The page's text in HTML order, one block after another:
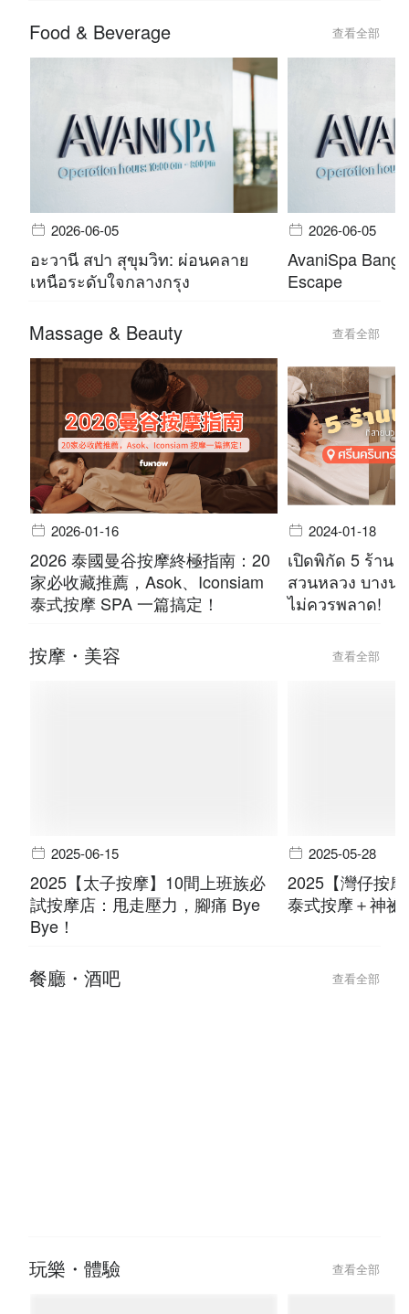
Food & Beverage 查看全部
2026-06-05
อะวานี สปา สุขุมวิท: ผ่อนคลาย
เหนือระดับใจกลางกรุง
2026-06-05
AvaniSpa
Escape
Massage & Beauty 查看全部
2026-01-16
2026 泰國曼谷按摩終極指南：20
家必收藏推薦，Asok、Iconsiam
泰式按摩 SPA 一篇搞定！
2024-01-18
เปิดพิกัด 5 ร้าน
สวนหลวง บาง
ไม่ควรพลาด!
按摩・美容 查看全部
2025-06-15
2025【太子按摩】10間上班族必
試按摩店：甩走壓力，腳痛 Bye
Bye！
2025-05-28
2025【灣仔按
泰式按摩＋神
餐廳・酒吧 查看全部
玩樂・體驗 查看全部